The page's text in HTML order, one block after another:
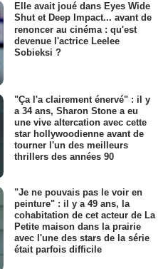
Elle avait joué dans Eyes Wide
Shut et Deep Impact... avant de
renoncer au cinéma : qu'est
devenue l'actrice Leelee
Sobieksi ?
"Ça l'a clairement énervé" : il y
a 34 ans, Sharon Stone a eu
une vive altercation avec cette
star hollywoodienne avant de
tourner l'un des meilleurs
thrillers des années 90
"Je ne pouvais pas le voir en
peinture" : il y a 49 ans, la
cohabitation de cet acteur de La
Petite maison dans la prairie
avec l'une des stars de la série
était parfois difficile